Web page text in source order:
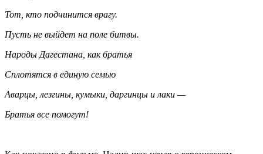
Тот, кто подчинится врагу.
Пусть не выйдет на поле битвы.
Народы Дагестана, как братья
Сплотятся в единую семью
Аварцы, лезгины, кумыки, даргинцы и лаки —
Братья все помогут!